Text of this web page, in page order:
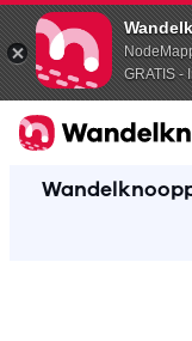
GRATIS -